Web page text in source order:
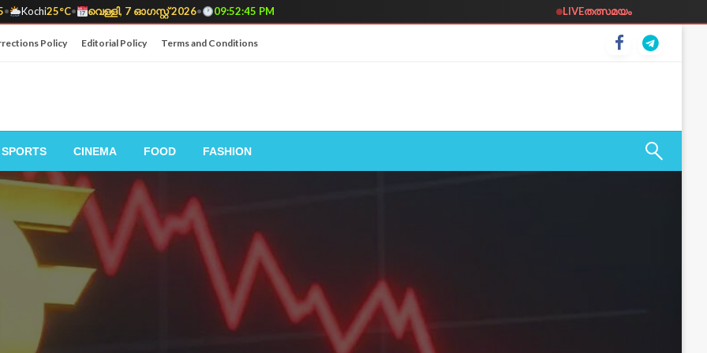
• Kochi25°C• വെള്ളി, 7 ഓഗസ്റ്റ് 2026• 09:52:46 PM LIVEതത്സമയം
Policy Editorial Policy Terms and Conditions
SPORTS CINEMA FOOD FASHION